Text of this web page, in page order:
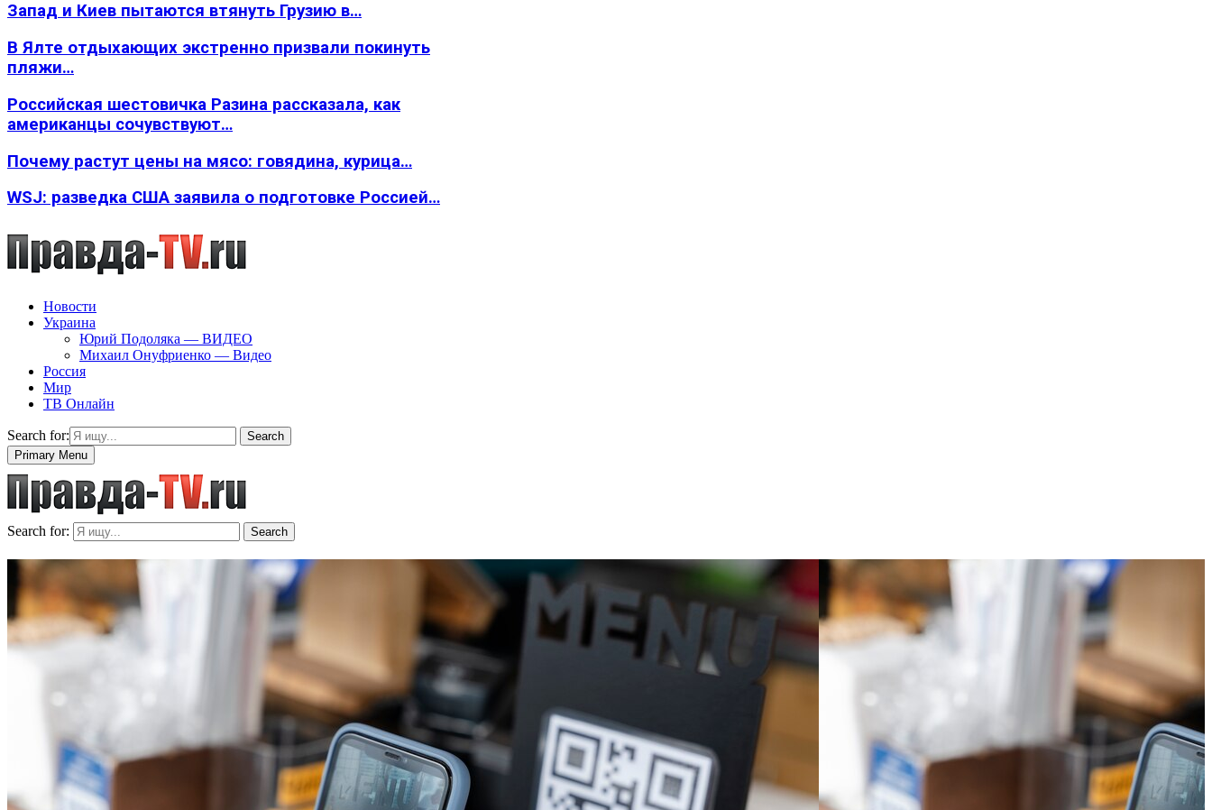
Запад и Киев пытаются втянуть Грузию в…
В Ялте отдыхающих экстренно призвали покинуть
пляжи…
Российская шестовичка Разина рассказала, как
американцы сочувствуют…
Почему растут цены на мясо: говядина, курица…
WSJ: разведка США заявила о подготовке Россией…
Новости
Украина
Юрий Подоляка — ВИДЕО
Михаил Онуфриенко — Видео
Россия
Мир
ТВ Онлайн
Search for:
Search
Primary Menu
Search for: Search